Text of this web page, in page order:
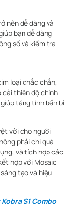
nên dễ dàng và
bạn dễ dàng
số và kiểm tra
loại chắc chắn,
cải thiện độ chính
tăng tính bền bỉ
vời cho người
phải chi quá
và tích hợp các
hợp với Mosaic
tạo và hiệu
S1 Combo